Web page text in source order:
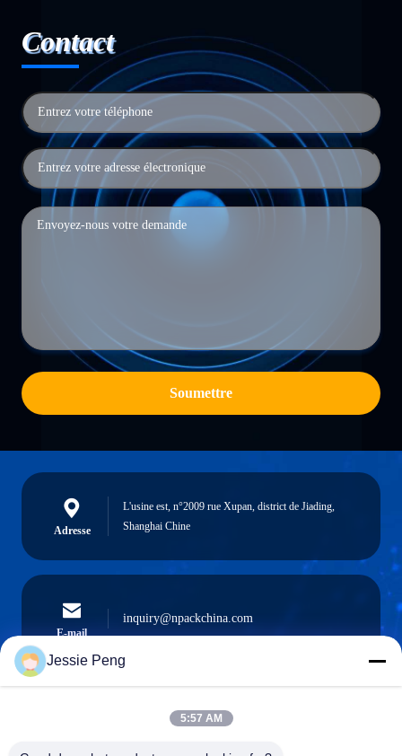
Contact
Soumettre
Adresse
L'usine est, n°2009 rue Xupan, district de Jiading,
Shanghai Chine
E-mail
inquiry@npackchina.com
0086-21-66035560
Jessie Peng
5:57 AM